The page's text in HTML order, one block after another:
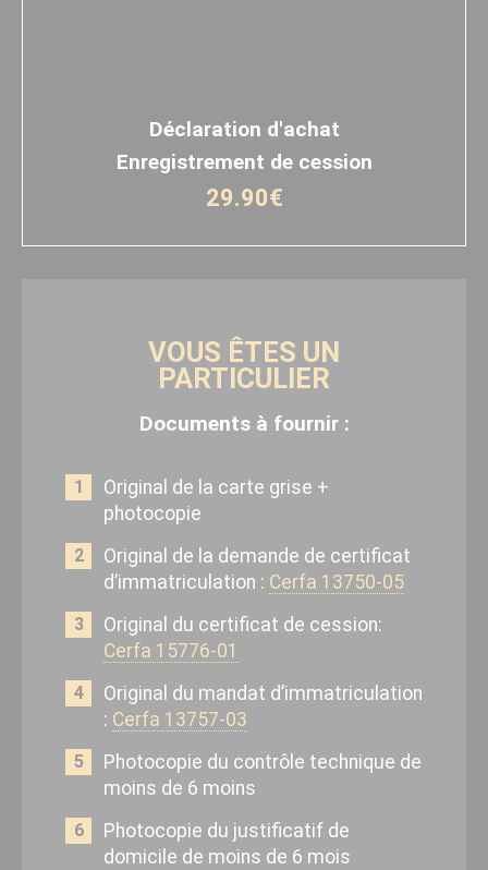
Déclaration d'achat
Enregistrement de cession
29.90€
VOUS ÊTES UN
PARTICULIER
Documents à fournir :
Original de la carte grise +
photocopie
Original de la demande de certificat
d’immatriculation : Cerfa 13750-05
Original du certificat de cession:
Cerfa 15776-01
Original du mandat d’immatriculation
: Cerfa 13757-03
Photocopie du contrôle technique de
moins de 6 moins
Photocopie du justificatif de
domicile de moins de 6 mois